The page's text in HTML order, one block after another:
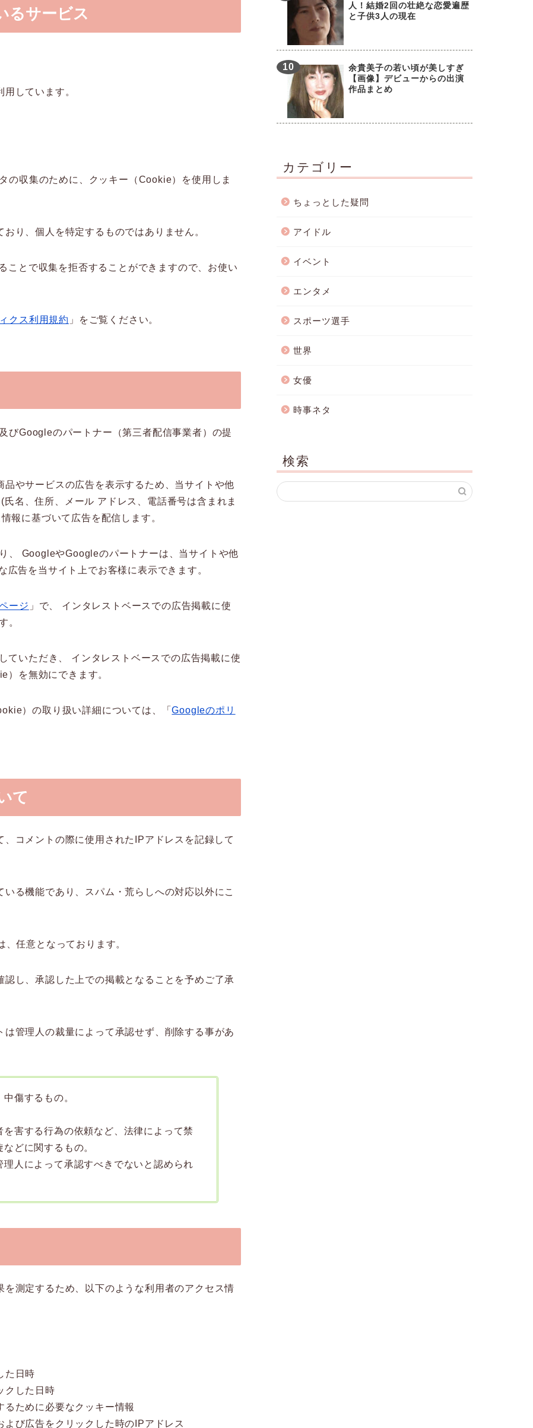
るサービス
しています。
の収集のために、クッキー（Cookie）を使用しま
り、個人を特定するものではありません。
ことで収集を拒否することができますので、お使い
クス利用規約 」をご覧ください。
びGoogleのパートナー（第三者配信事業者）の提
やサービスの広告を表示するため、当サイトや他
名、住所、メール アドレス、電話番号は含まれま
報に基づいて広告を配信します。
、 GoogleやGoogleのパートナーは、当サイトや他
告を当サイト上でお客様に表示できます。
ージ 」で、 インタレストベースでの広告掲載に使
。
ていただき、 インタレストベースでの広告掲載に使
）を無効にできます。
）の取り扱い詳細については、「Googleのポリ
て
コメントの際に使用されたIPアドレスを記録して
る機能であり、スパム・荒らしへの対応以外にこ
任意となっております。
し、承認した上での掲載となることを予めご了承
管理人の裁量によって承認せず、削除する事があ
傷するもの。
を害する行為の依頼など、法律によって禁
どに関するもの。
理人によって承認すべきでないと認められ
測定するため、以下のような利用者のアクセス情
た日時
クした日時
ために必要なクッキー情報
び広告をクリックした時のIPアドレス
人！結婚2回の壮絶な恋愛遍歴
と子供3人の現在
余貴美子の若い頃が美しすぎ
【画像】デビューからの出演
作品まとめ
カテゴリー
ちょっとした疑問
アイドル
イベント
エンタメ
スポーツ選手
世界
女優
時事ネタ
検索